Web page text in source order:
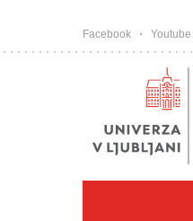
Facebook Youtube